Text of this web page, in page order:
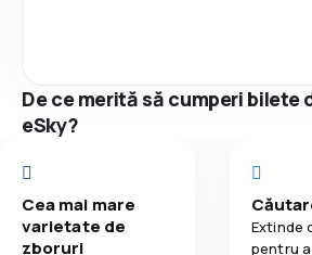
De ce merită să cumperi bilete
eSky?
Cea mai mare
varietate de
zboruri
Extinde
pentru